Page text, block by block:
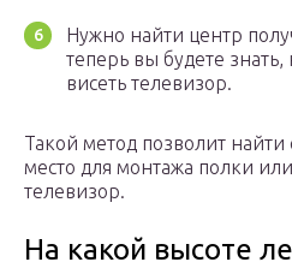
Нужно найти центр
теперь вы будете
висеть телевизор.
Такой метод позволит
место для монтажа полки
телевизор.
На какой высоте